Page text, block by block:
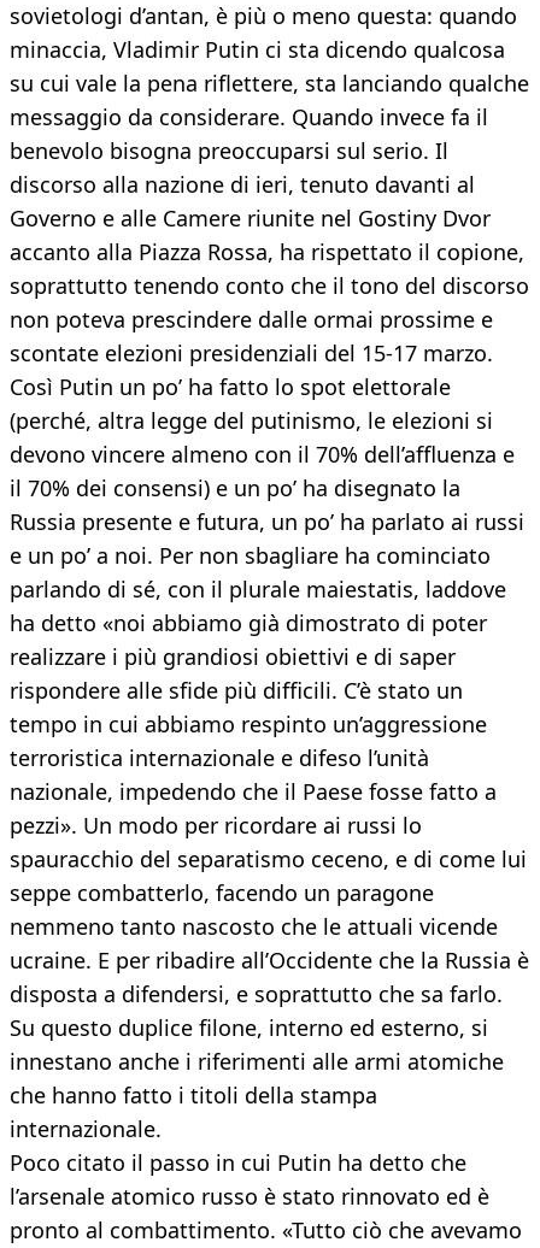
sovietologi d’antan, è più o meno questa: quando
minaccia, Vladimir Putin ci sta dicendo qualcosa
su cui vale la pena riflettere, sta lanciando qualche
messaggio da considerare. Quando invece fa il
benevolo bisogna preoccuparsi sul serio. Il
discorso alla nazione di ieri, tenuto davanti al
Governo e alle Camere riunite nel Gostiny Dvor
accanto alla Piazza Rossa, ha rispettato il copione,
soprattutto tenendo conto che il tono del discorso
non poteva prescindere dalle ormai prossime e
scontate elezioni presidenziali del 15-17 marzo.
Così Putin un po’ ha fatto lo spot elettorale
(perché, altra legge del putinismo, le elezioni si
devono vincere almeno con il 70% dell’affluenza e
il 70% dei consensi) e un po’ ha disegnato la
Russia presente e futura, un po’ ha parlato ai russi
e un po’ a noi. Per non sbagliare ha cominciato
parlando di sé, con il plurale maiestatis, laddove
ha detto «noi abbiamo già dimostrato di poter
realizzare i più grandiosi obiettivi e di saper
rispondere alle sfide più difficili. C’è stato un
tempo in cui abbiamo respinto un’aggressione
terroristica internazionale e difeso l’unità
nazionale, impedendo che il Paese fosse fatto a
pezzi». Un modo per ricordare ai russi lo
spauracchio del separatismo ceceno, e di come lui
seppe combatterlo, facendo un paragone
nemmeno tanto nascosto che le attuali vicende
ucraine. E per ribadire all’Occidente che la Russia è
disposta a difendersi, e soprattutto che sa farlo.
Su questo duplice filone, interno ed esterno, si
innestano anche i riferimenti alle armi atomiche
che hanno fatto i titoli della stampa
internazionale.
Poco citato il passo in cui Putin ha detto che
l’arsenale atomico russo è stato rinnovato ed è
pronto al combattimento. «Tutto ciò che avevamo